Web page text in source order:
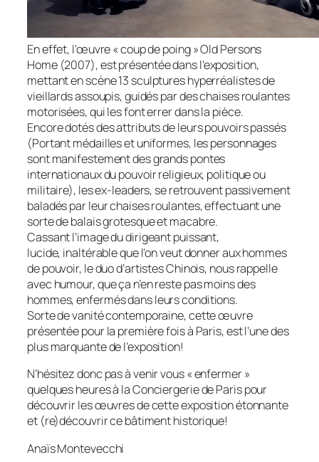
En effet, l’œuvre « coup de poing »Old Persons
Home(2007), est présentée dans l’exposition,
mettant en scène 13 sculptures hyperréalistes de
vieillards assoupis, guidés par des chaises roulantes
motorisées, qui les font errer dans la pièce.
Encore dotés des attributs de leurs pouvoirs passés
(Portant médailles et uniformes, les personnages
sont manifestement des grands pontes
internationaux du pouvoir religieux, politique ou
militaire), les ex-leaders, se retrouvent passivement
baladés par leur chaises roulantes, effectuant une
sorte de balais grotesque et macabre.
Cassant l’image du dirigeant puissant,
lucide, inaltérable que l’on veut donner aux hommes
de pouvoir, le duo d’artistes Chinois, nous rappelle
avec humour, que ça n’en reste pas moins des
hommes, enfermés dans leurs conditions.
Sorte de vanité contemporaine, cette œuvre
présentée pour la première fois à Paris, est l’une des
plus marquante de l’exposition!
N’hésitez donc pas à venir vous « enfermer »
quelques heures à la Conciergerie de Paris pour
découvrir les œuvres de cette exposition étonnante
et (re)découvrir ce bâtiment historique!
Anaïs Montevecchi